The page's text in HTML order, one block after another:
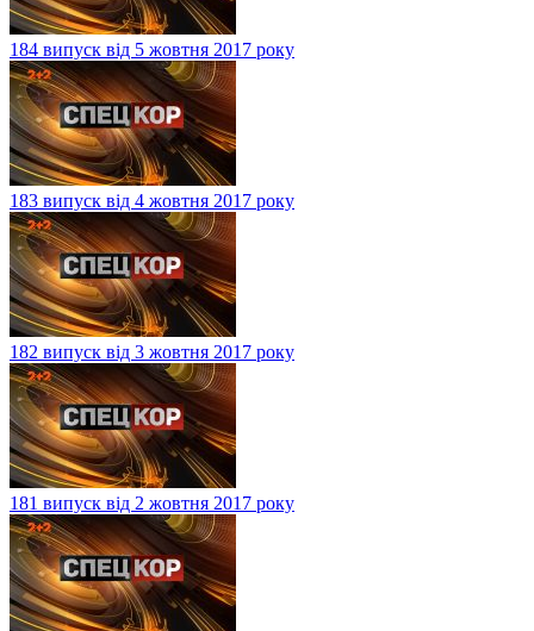
184 випуск від 5 жовтня 2017 року
183 випуск від 4 жовтня 2017 року
182 випуск від 3 жовтня 2017 року
181 випуск від 2 жовтня 2017 року